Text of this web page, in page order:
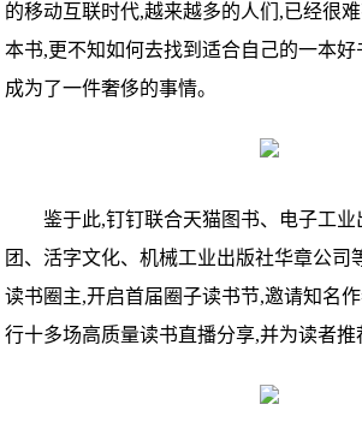
的移动互联时代,越来越多的人们,已经很
本书,更不知如何去找到适合自己的一本
成为了一件奢侈的事情。
鉴于此,钉钉联合天猫图书、电子工
团、活字文化、机械工业出版社华章公司
读书圈主,开启首届圈子读书节,邀请知名
行十多场高质量读书直播分享,并为读者推